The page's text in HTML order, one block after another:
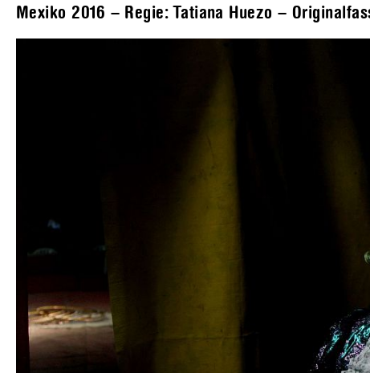
Mexiko 2016 – Regie: Tatiana Huezo –